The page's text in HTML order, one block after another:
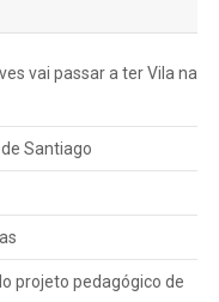
vai passar a ter Vila na
Santiago
projeto pedagógico de